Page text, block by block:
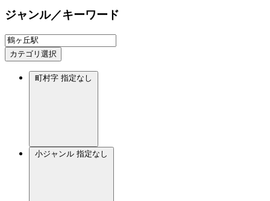
ジャンル／キーワード
カテゴリ選択
町村字 指定なし
小ジャンル 指定なし